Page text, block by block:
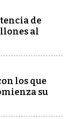
de
al
los que
su